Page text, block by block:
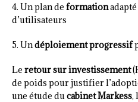
4. Un plan de formation
d’utilisateurs
5. Undéploiement progressif
Le retour sur investissement
de poids pour justifier
une étude ducabinet Markess,